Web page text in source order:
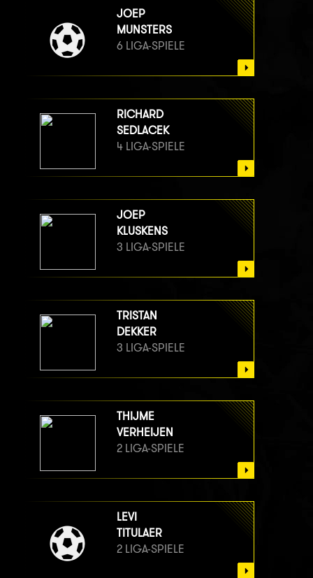
JOEP
MUNSTERS
6 LIGA-SPIELE
RICHARD
SEDLACEK
4 LIGA-SPIELE
JOEP
KLUSKENS
3 LIGA-SPIELE
TRISTAN
DEKKER
3 LIGA-SPIELE
THIJME
VERHEIJEN
2 LIGA-SPIELE
LEVI
TITULAER
2 LIGA-SPIELE